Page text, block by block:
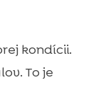
kondícii.
To je